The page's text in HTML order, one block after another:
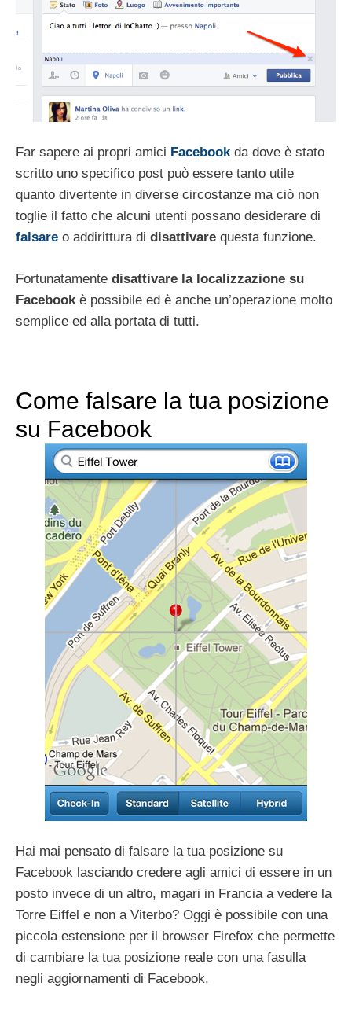
Far sapere ai propri amici Facebookda dove è stato
scritto uno specifico post può essere tanto utile
quanto divertente in diverse circostanze ma ciò non
toglie il fatto che alcuni utenti possano desiderare di
falsare o addirittura di disattivare questa funzione.
Fortunatamente disattivare la localizzazione su
Facebook è possibile ed è anche un’operazione molto
semplice ed alla portata di tutti.
Come falsare la tua posizione
su Facebook
Hai mai pensato di falsare la tua posizione su
Facebook lasciando credere agli amici di essere in un
posto invece di un altro, magari in Francia a vedere la
Torre Eiffel e non a Viterbo? Oggi è possibile con una
piccola estensione per il browser Firefox che permette
di cambiare la tua posizione reale con una fasulla
negli aggiornamenti di Facebook.